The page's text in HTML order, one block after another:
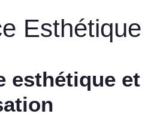
Esthétique
esthétique et